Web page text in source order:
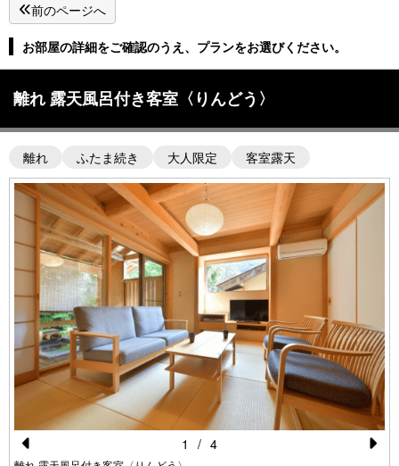
前のページへ
お部屋の詳細をご確認のうえ、プランをお選びください。
離れ 露天風呂付き客室〈りんどう〉
離れ ふたま続き 大人限定 客室露天
1 / 4